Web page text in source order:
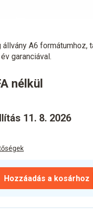
A6 formátumhoz,
garanciával.
nélkül
11. 8. 2026
Hozzáadás a kosárhoz